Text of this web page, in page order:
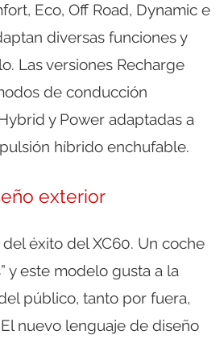
Eco, Off Road, Dynamic e
diversas funciones y
Las versiones Recharge
de conducción
y Power adaptadas a
híbrido enchufable.
exterior
éxito del XC60. Un coche
y este modelo gusta a la
público, tanto por fuera,
nuevo lenguaje de diseño